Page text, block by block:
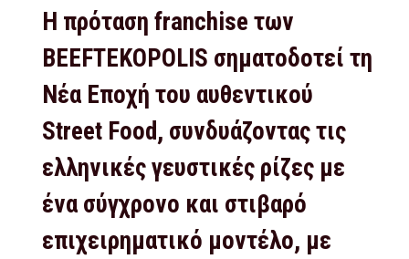
Η πρόταση franchise των
BEEFTEKOPOLIS σηματοδοτεί τη
Νέα Εποχή του αυθεντικού
Street Food, συνδυάζοντας τις
ελληνικές γευστικές ρίζες με
ένα σύγχρονο και στιβαρό
επιχειρηματικό μοντέλο, με